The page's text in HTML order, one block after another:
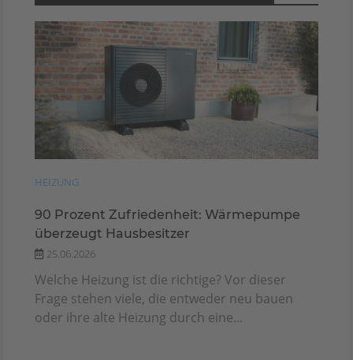
HEIZUNG
90 Prozent Zufriedenheit: Wärmepumpe
überzeugt Hausbesitzer
25.06.2026
Welche Heizung ist die richtige? Vor dieser
Frage stehen viele, die entweder neu bauen
oder ihre alte Heizung durch eine...